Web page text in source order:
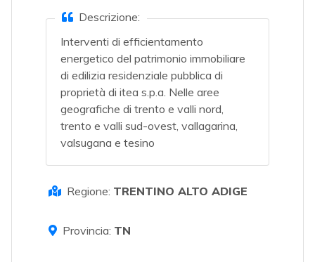
Descrizione:
Interventi di efficientamento
energetico del patrimonio immobiliare
di edilizia residenziale pubblica di
proprietà di itea s.p.a. Nelle aree
geografiche di trento e valli nord,
trento e valli sud-ovest, vallagarina,
valsugana e tesino
Regione: TRENTINO ALTO ADIGE
Provincia: TN